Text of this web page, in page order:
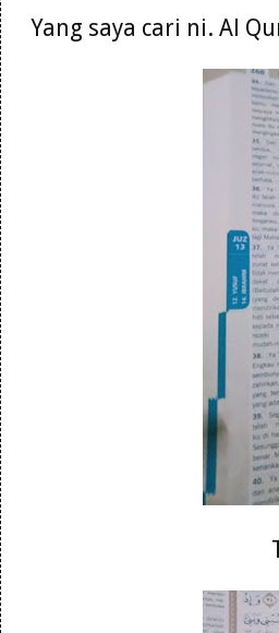
Yang saya cari ni. Al